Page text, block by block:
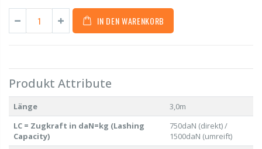
IN DEN WARENKORB
Produkt Attribute
Länge
3,0m
LC = Zugkraft in daN=kg (Lashing
Capacity)
750daN (direkt) /
1500daN (umreift)